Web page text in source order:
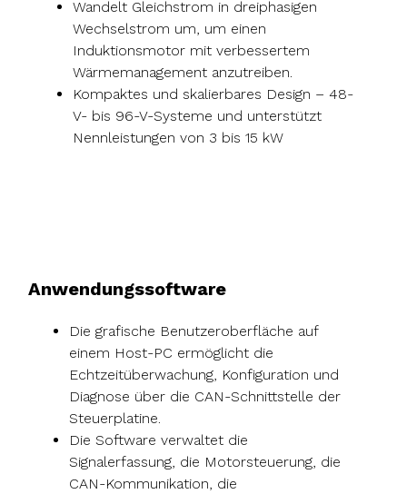
Wandelt Gleichstrom in dreiphasigen
Wechselstrom um, um einen
Induktionsmotor mit verbessertem
Wärmemanagement anzutreiben.
Kompaktes und skalierbares Design – 48-
V- bis 96-V-Systeme und unterstützt
Nennleistungen von 3 bis 15 kW
Anwendungssoftware
Die grafische Benutzeroberfläche auf
einem Host-PC ermöglicht die
Echtzeitüberwachung, Konfiguration und
Diagnose über die CAN-Schnittstelle der
Steuerplatine.
Die Software verwaltet die
Signalerfassung, die Motorsteuerung, die
CAN-Kommunikation, die